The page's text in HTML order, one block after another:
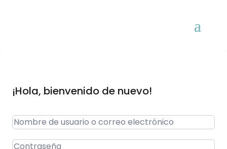
¡Hola, bienvenido de nuevo!